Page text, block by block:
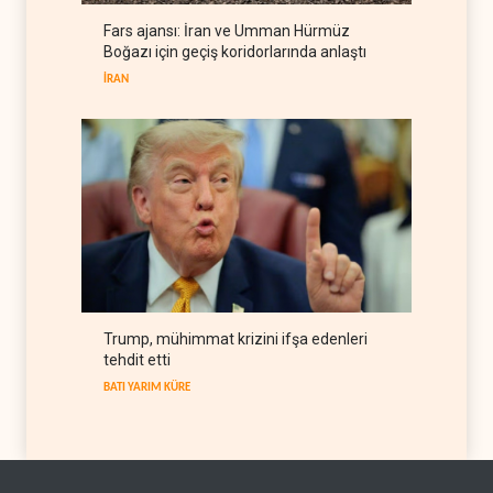
BM yetkilisinden İsrail'e gizli
belge akışı
Fars ajansı: İran ve Umman Hürmüz
Boğazı için geçiş koridorlarında anlaştı
İRAN
Trump, mühimmat krizini ifşa edenleri
tehdit etti
BATI YARIM KÜRE